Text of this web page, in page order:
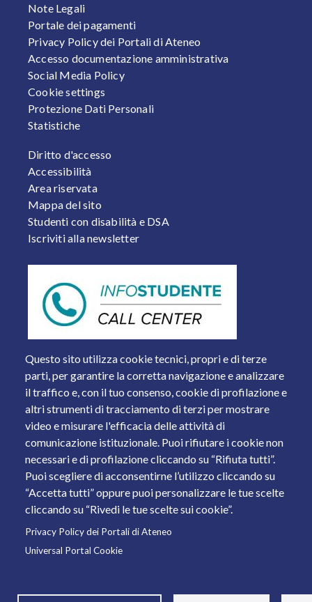
Questo sito utilizza cookie tecnici, propri e di terze
parti, per garantire la corretta navigazione e analizzare
il traffico e, con il tuo consenso, cookie di profilazione e
altri strumenti di tracciamento di terzi per mostrare
video e misurare l'efficacia delle attività di
comunicazione istituzionale. Puoi rifiutare i cookie non
necessari e di profilazione cliccando su “Rifiuta tutti”.
Puoi scegliere di acconsentirne l’utilizzo cliccando su
“Accetta tutti” oppure puoi personalizzare le tue scelte
cliccando su “Rivedi le tue scelte sui cookie”.
Privacy Policy dei Portali di Ateneo
Universal Portal Cookie
Note Legali
Portale dei pagamenti
Privacy Policy dei Portali di Ateneo
Accesso documentazione amministrativa
Social Media Policy
Cookie settings
Protezione Dati Personali
Statistiche
FOOTER 2
Diritto d'accesso
Accessibilità
Area riservata
Mappa del sito
Studenti con disabilità e DSA
Iscriviti alla newsletter
Piazza del Mercato, 15 - 25121 Brescia
Tel. +39 030 2988.1 PEC:
ammcentr@cert.unibs.it
Partita IVA: 01773710171 Codice Fiscale: 98007650173
© 2011 Università degli Studi di Brescia